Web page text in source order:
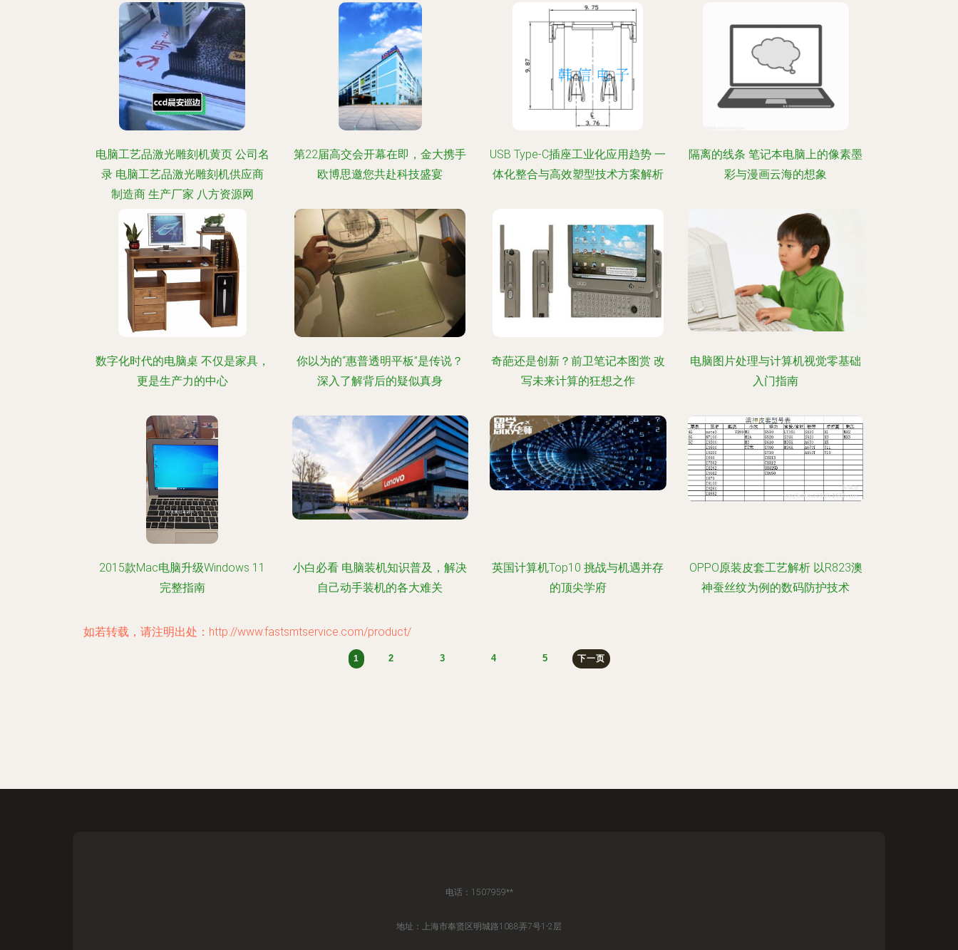
电脑工艺品激光雕刻机黄页 公司名
录 电脑工艺品激光雕刻机供应商
制造商 生产厂家 八方资源网
第22届高交会开幕在即，金大携手
欧博思邀您共赴科技盛宴
USB Type-C插座工业化应用趋势 一
体化整合与高效塑型技术方案解析
隔离的线条 笔记本电脑上的像素墨
彩与漫画云海的想象
数字化时代的电脑桌 不仅是家具，
更是生产力的中心
你以为的“惠普透明平板”是传说？
深入了解背后的疑似真身
奇葩还是创新？前卫笔记本图赏 改
写未来计算的狂想之作
电脑图片处理与计算机视觉零基础
入门指南
2015款Mac电脑升级Windows 11
完整指南
小白必看 电脑装机知识普及，解决
自己动手装机的各大难关
英国计算机Top10 挑战与机遇并存
的顶尖学府
OPPO原装皮套工艺解析 以R823澳
神蚕丝纹为例的数码防护技术
如若转载，请注明出处：http://www.fastsmtservice.com/product/
1 2 3 4 5 下一页
电话：1507959**
地址：上海市奉贤区明城路1088弄7号1-2层